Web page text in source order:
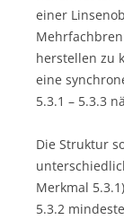
einer
herstellen zu
eine
5.3.1 – 5.3.3
Die Struktur
Merkmal
5.3.2